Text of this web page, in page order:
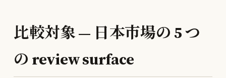
比較対象 — 日本市場の 5 つ
の review surface